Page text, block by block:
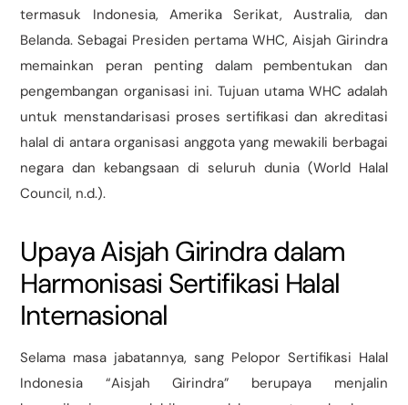
termasuk Indonesia, Amerika Serikat, Australia, dan
Belanda. Sebagai Presiden pertama WHC, Aisjah Girindra
memainkan peran penting dalam pembentukan dan
pengembangan organisasi ini. Tujuan utama WHC adalah
untuk menstandarisasi proses sertifikasi dan akreditasi
halal di antara organisasi anggota yang mewakili berbagai
negara dan kebangsaan di seluruh dunia (World Halal
Council, n.d.).
Upaya Aisjah Girindra dalam
Harmonisasi Sertifikasi Halal
Internasional
Selama masa jabatannya, sang Pelopor Sertifikasi Halal
Indonesia “Aisjah Girindra” berupaya menjalin